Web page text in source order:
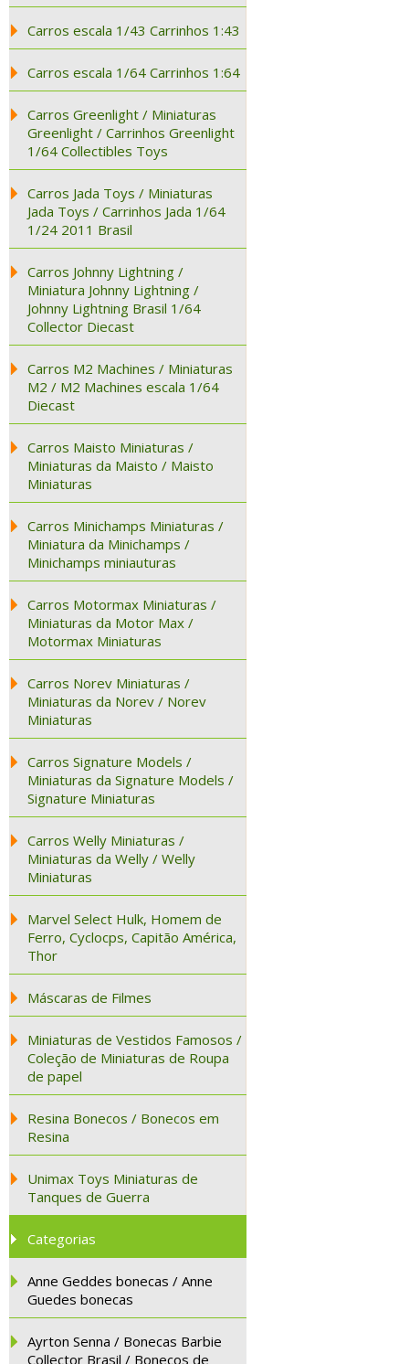
Carros escala 1/43 Carrinhos 1:43
Carros escala 1/64 Carrinhos 1:64
Carros Greenlight / Miniaturas
Greenlight / Carrinhos Greenlight
1/64 Collectibles Toys
Carros Jada Toys / Miniaturas
Jada Toys / Carrinhos Jada 1/64
1/24 2011 Brasil
Carros Johnny Lightning /
Miniatura Johnny Lightning /
Johnny Lightning Brasil 1/64
Collector Diecast
Carros M2 Machines / Miniaturas
M2 / M2 Machines escala 1/64
Diecast
Carros Maisto Miniaturas /
Miniaturas da Maisto / Maisto
Miniaturas
Carros Minichamps Miniaturas /
Miniatura da Minichamps /
Minichamps miniauturas
Carros Motormax Miniaturas /
Miniaturas da Motor Max /
Motormax Miniaturas
Carros Norev Miniaturas /
Miniaturas da Norev / Norev
Miniaturas
Carros Signature Models /
Miniaturas da Signature Models /
Signature Miniaturas
Carros Welly Miniaturas /
Miniaturas da Welly / Welly
Miniaturas
Marvel Select Hulk, Homem de
Ferro, Cyclocps, Capitão América,
Thor
Máscaras de Filmes
Miniaturas de Vestidos Famosos /
Coleção de Miniaturas de Roupa
de papel
Resina Bonecos / Bonecos em
Resina
Unimax Toys Miniaturas de
Tanques de Guerra
Categorias
Anne Geddes bonecas / Anne
Guedes bonecas
Ayrton Senna / Bonecas Barbie
Collector Brasil / Bonecos de